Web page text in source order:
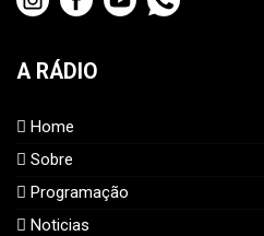
A RÁDIO
Home
Sobre
Programação
Noticias